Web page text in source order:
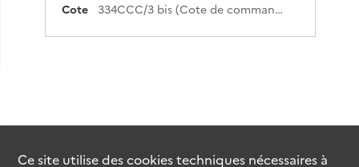
Cote
334CCC/3 bis (Cote de commande)
Ce site utilise descookiestechniques nécessaires à